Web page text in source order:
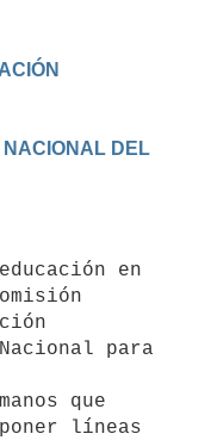
NACIONAL DEL
para
que
líneas